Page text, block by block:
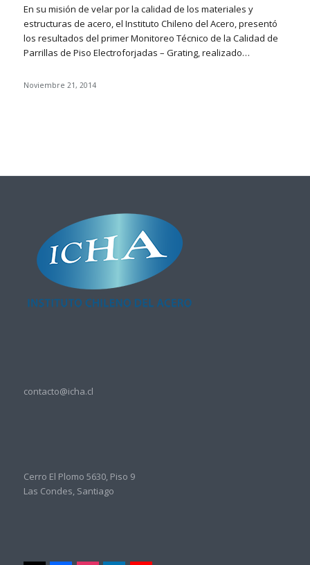
En su misión de velar por la calidad de los materiales y
estructuras de acero, el Instituto Chileno del Acero, presentó
los resultados del primer Monitoreo Técnico de la Calidad de
Parrillas de Piso Electroforjadas – Grating, realizado…
Noviembre 21, 2014
contacto@icha.cl
Cerro El Plomo 5630, Piso 9
Las Condes, Santiago